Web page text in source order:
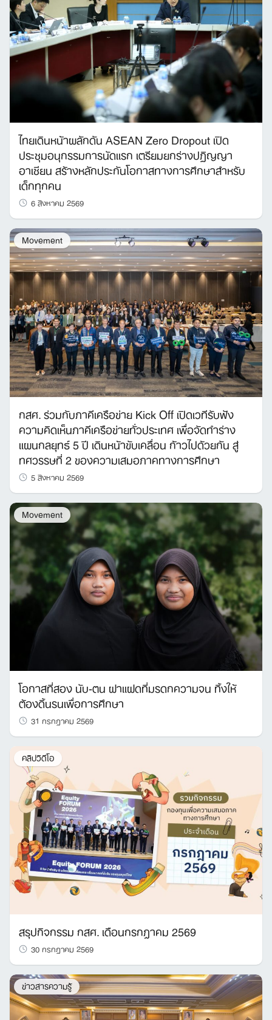
Search
for:
ไทยเดินหน้าผลักดัน ASEAN Zero Dropout เปิด
ประชุมอนุกรรมการนัดแรก เตรียมยกร่างปฏิญญา
อาเซียน สร้างหลักประกันโอกาสทางการศึกษาสำหรับ
เด็กทุกคน
6 สิงหาคม 2569
Movement
กสศ. ร่วมกับภาคีเครือข่าย Kick Off เปิดเวทีรับฟัง
ความคิดเห็นภาคีเครือข่ายทั่วประเทศ เพื่อจัดทำร่าง
แผนกลยุทธ์ 5 ปี เดินหน้าขับเคลื่อน ก้าวไปด้วยกัน สู่
ทศวรรษที่ 2 ของความเสมอภาคทางการศึกษา
5 สิงหาคม 2569
Movement
โอกาสที่สอง นับ-ตน ฝาแฝดที่มรดกความจน ทิ้งให้
ต้องดิ้นรนเพื่อการศึกษา
31 กรกฎาคม 2569
คลิปวิดีโอ
สรุปกิจกรรม กสศ. เดือนกรกฎาคม 2569
30 กรกฎาคม 2569
ข่าวสารความรู้